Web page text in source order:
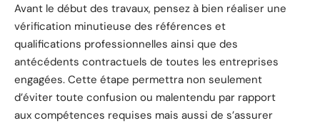
Avant le début des travaux, pensez à bien réaliser une
vérification minutieuse des références et
qualifications professionnelles ainsi que des
antécédents contractuels de toutes les entreprises
engagées. Cette étape permettra non seulement
d’éviter toute confusion ou malentendu par rapport
aux compétences requises mais aussi de s’assurer